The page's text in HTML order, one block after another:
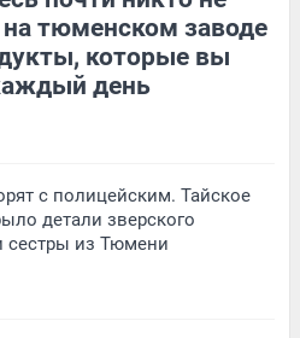
на тюменском заводе
которые вы
день
с полицейским. Тайское
детали зверского
сестры из Тюмени